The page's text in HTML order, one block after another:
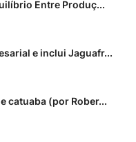
Entre Produç...
e inclui Jaguafr...
catuaba (por Rober...